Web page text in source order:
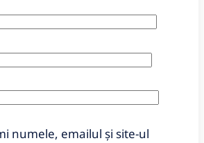
numele, emailul și site-ul